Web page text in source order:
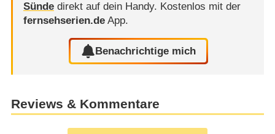
Sündedirekt auf dein Handy. Kostenlos mit der
fernsehserien.deApp.
Benachrichtige mich
Reviews & Kommentare